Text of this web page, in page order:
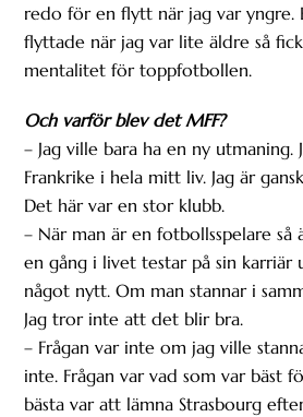
redo för en flytt när jag var yngre.
flyttade när jag var lite äldre så
mentalitet för toppfotbollen.
Och varför blev det MFF?
– Jag ville bara ha en ny utmaning.
Frankrike i hela mitt liv. Jag är
Det här var en stor klubb.
– När man är en fotbollsspelare så
en gång i livet testar på sin karriär
något nytt. Om man stannar i
Jag tror inte att det blir bra.
– Frågan var inte om jag ville
inte. Frågan var vad som var bäst
bästa var att lämna Strasbourg